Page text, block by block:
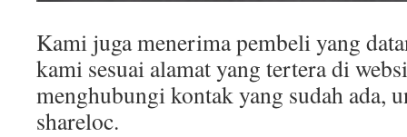
Kami juga menerima pembeli yang
kami sesuai alamat yang tertera di
menghubungi kontak yang sudah ada,
shareloc.